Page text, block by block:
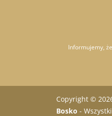
Informujemy,
Copyright ©
Bosko -